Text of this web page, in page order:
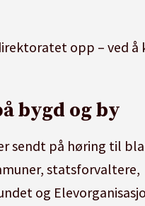
opp – ved å
bygd og by
sendt på høring til
statsforvaltere,
og